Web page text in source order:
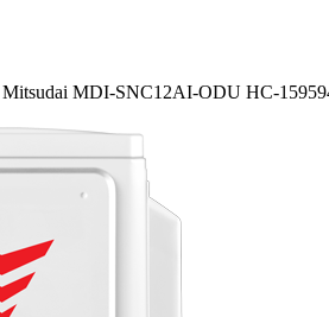
Mitsudai MDI-SNC12AI-ODU НС-